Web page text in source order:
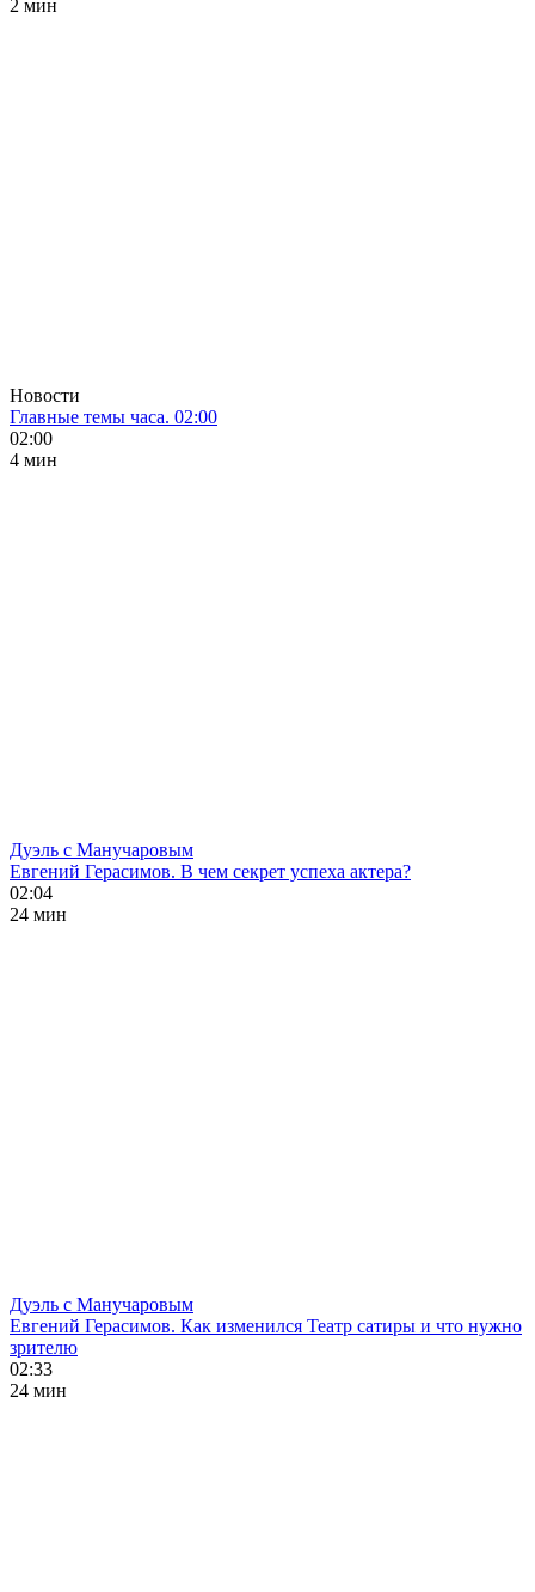
2 мин
Новости
Главные темы часа. 02:00
02:00
4 мин
Дуэль с Манучаровым
Евгений Герасимов. В чем секрет успеха актера?
02:04
24 мин
Дуэль с Манучаровым
Евгений Герасимов. Как изменился Театр сатиры и что нужно
зрителю
02:33
24 мин